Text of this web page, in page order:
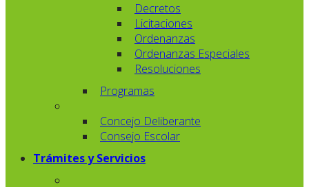
Decretos
Licitaciones
Ordenanzas
Ordenanzas Especiales
Resoluciones
Programas
Concejo Deliberante
Consejo Escolar
Trámites y Servicios